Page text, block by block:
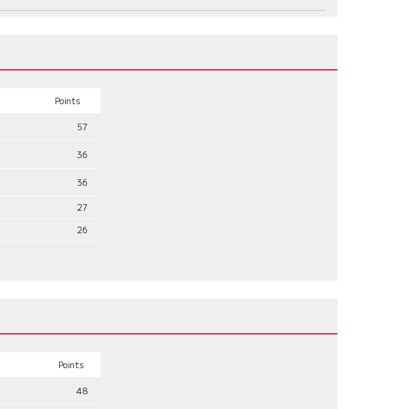
Points
57
36
36
27
26
Points
48